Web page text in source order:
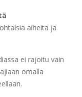
aiheita ja
ei rajoitu vain
omalla